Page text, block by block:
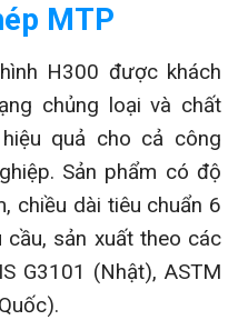
MTP
H300 được khách
chủng loại và chất
quả cho cả công
Sản phẩm có độ
chiều dài tiêu chuẩn 6
sản xuất theo các
G3101 (Nhật), ASTM